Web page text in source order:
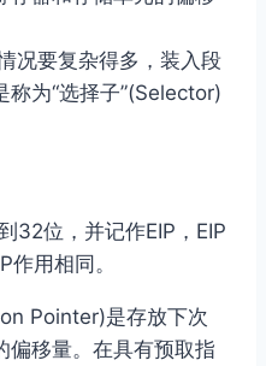
况要复杂得多，装入段
为“选择子”(Selector)
32位，并记作EIP，EIP
用相同。
Pointer)是存放下次
偏移量。在具有预取指